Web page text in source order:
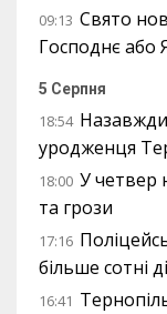
09:13 Свято
Господнє або
5 Серпня
18:54 Назавжди
уродженця
18:00 У четвер
та грози
17:16
більше сотні
16:41